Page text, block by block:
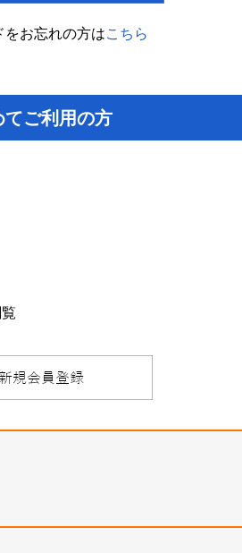
をお忘れの方はこちら
てご利用の方